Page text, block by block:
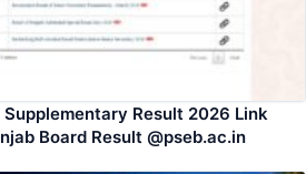
Supplementary Result 2026 Link
Board Result @pseb.ac.in